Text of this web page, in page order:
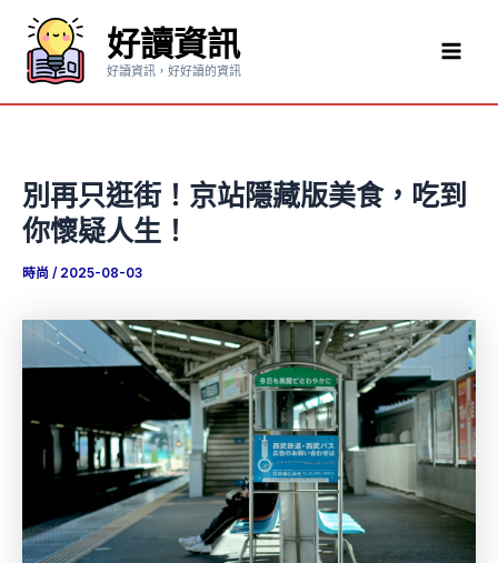
要
好讀資訊
好讀資訊，好好讀的資訊
別再只逛街！京站隱藏版美食，吃到
你懷疑人生！
時尚 / 2025-08-03